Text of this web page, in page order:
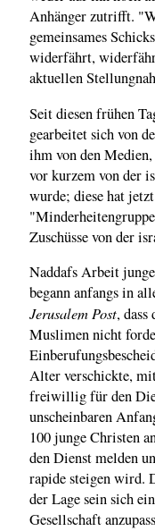
Anhänger zutrifft.
gemeinsames
widerfährt,
aktuellen
Seit diesen frühen
gearbeitet sich von
ihm von den
vor kurzem von der
wurde; diese hat
Zuschüsse von der
Naddafs Arbeit
begann anfangs in
Jerusalem Post,
Muslimen nicht
Alter verschickte,
freiwillig für den
unscheinbaren
100 junge Christen
den Dienst melden
rapide steigen wird.
der Lage sein sich
Gesellschaft